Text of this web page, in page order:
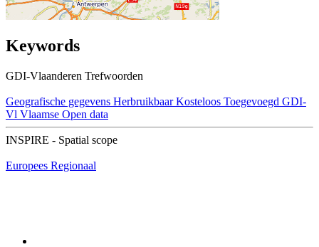
Keywords
GDI-Vlaanderen Trefwoorden
Geografische gegevens Herbruikbaar Kosteloos Toegevoegd GDI-
Vl Vlaamse Open data
INSPIRE - Spatial scope
Europees Regionaal